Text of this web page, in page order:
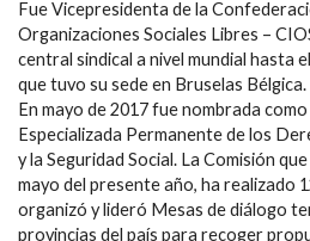
Fue Vicepresidenta de la
Organizaciones Sociales Libres –
central sindical a nivel mundial hasta
que tuvo su sede en Bruselas Bélgica.
En mayo de 2017 fue nombrada
Especializada Permanente de los
y la Seguridad Social. La Comisión
mayo del presente año, ha realizado
organizó y lideró Mesas de diálogo
provincias del país para recoger